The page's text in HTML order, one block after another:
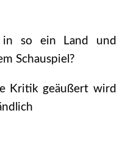
so ein Land und
Schauspiel?
Kritik geäußert wird